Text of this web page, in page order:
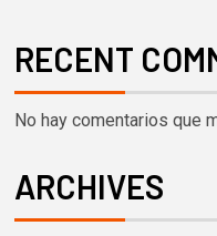
RECENT
No hay comentarios que
ARCHIVES